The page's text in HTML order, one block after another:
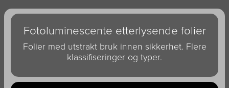
Fotoluminescente etterlysende folier
Folier med utstrakt bruk innen sikkerhet. Flere
klassifiseringer og typer.